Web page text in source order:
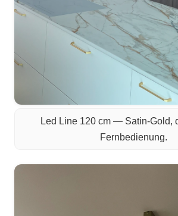
Led Line 120 cm — Satin-Gold,
Fernbedienung.